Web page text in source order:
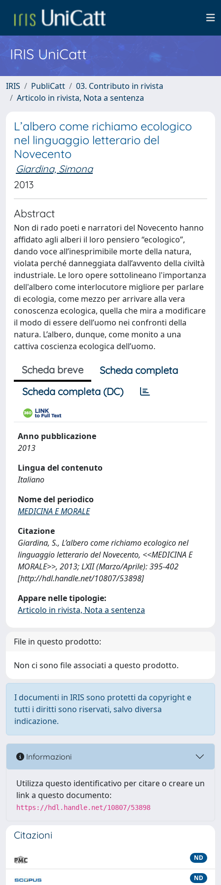
IRIS UniCatt
IRIS PubliCatt
03. Contributo in rivista
Articolo in rivista, Nota a sentenza
L’albero come richiamo ecologico
nel linguaggio letterario del
Novecento
Giardina, Simona
2013
Abstract
Non di rado poeti e narratori del Novecento hanno
affidato agli alberi il loro pensiero “ecologico”,
dando voce all’inesprimibile morte della natura,
violata perché danneggiata dall’avvento della civiltà
industriale. Le loro opere sottolineano l'importanza
dell'albero come interlocutore migliore per parlare
di ecologia, come mezzo per arrivare alla vera
conoscenza ecologica, quella che mira a modificare
il modo di essere dell’uomo nei confronti della
natura. L’albero, dunque, come monito a una
cattiva coscienza ecologica dell’uomo.
Scheda breve
Scheda completa
Scheda completa (DC)
Anno pubblicazione
2013
Lingua del contenuto
Italiano
Nome del periodico
MEDICINA E MORALE
Citazione
Giardina, S., L’albero come richiamo ecologico nel
linguaggio letterario del Novecento, <<MEDICINA E
MORALE>>, 2013; LXII (Marzo/Aprile): 395-402
[http://hdl.handle.net/10807/53898]
Appare nelle tipologie:
Articolo in rivista, Nota a sentenza
File in questo prodotto:
Non ci sono file associati a questo prodotto.
I documenti in IRIS sono protetti da copyright e
tutti i diritti sono riservati, salvo diversa
indicazione.
Informazioni
Utilizza questo identificativo per citare o creare un
link a questo documento:
https://hdl.handle.net/10807/53898
Citazioni
ND
ND